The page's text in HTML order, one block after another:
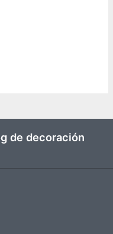
de decoración